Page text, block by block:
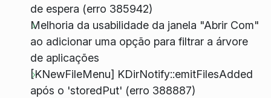
de espera (erro 385942)
Melhoria da usabilidade da janela "Abrir Com"
ao adicionar uma opção para filtrar a árvore
de aplicações
[KNewFileMenu] KDirNotify::emitFilesAdded
após o 'storedPut' (erro 388887)